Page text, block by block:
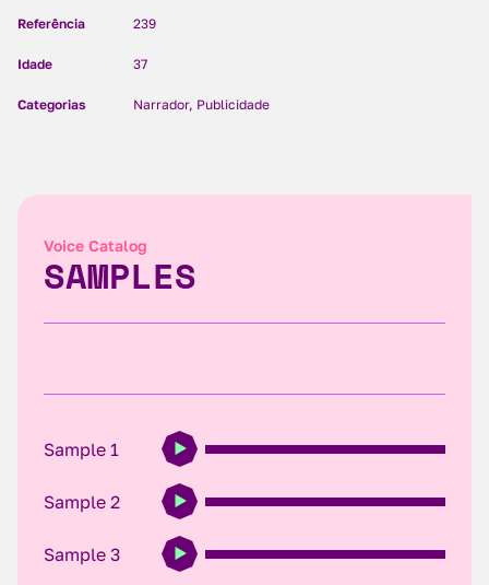
Referência 239
Idade 37
Categorias Narrador, Publicidade
Voice Catalog
SAMPLES
Sample 1
Sample 2
Sample 3